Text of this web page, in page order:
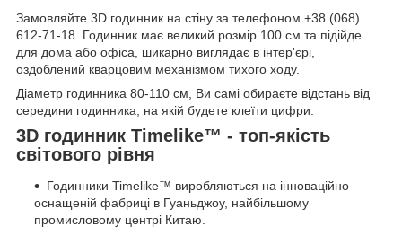
Замовляйте 3D годинник на стіну за телефоном +38 (068)
612-71-18. Годинник має великий розмір 100 см та підійде
для дома або офіса, шикарно виглядає в інтер'єрі,
оздоблений кварцовим механізмом тихого ходу.
Діаметр годинника 80-110 см, Ви самі обираєте відстань від
середини годинника, на якій будете клеїти цифри.
3D годинник Timelike™ - топ-якість
світового рівня
Годинники Timelike™ виробляються на інноваційно
оснащеній фабриці в Гуаньджоу, найбільшому
промисловому центрі Китаю.